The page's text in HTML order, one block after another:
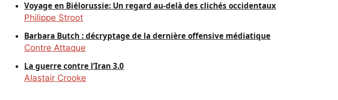
Voyage en Biélorussie: Un regard au-delà des clichés occidentaux
Philippe Stroot
Barbara Butch : décryptage de la dernière offensive médiatique
Contre Attaque
La guerre contre l’Iran 3.0
Alastair Crooke